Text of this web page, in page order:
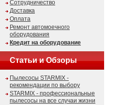
Сотрудничество
Доставка
Оплата
Ремонт автомоечного
оборудования
Кредит на оборудование
Статьи и Обзоры
Пылесосы STARMIX -
рекомендации по выбору
STARMIX - профессиональные
пылесосы на все случаи жизни